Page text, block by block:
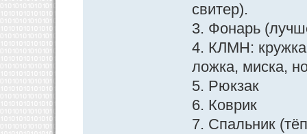
свитер).
3. Фонарь
4. КЛМН: кружка
ложка, миска,
5. Рюкзак
6. Коврик
7. Спальник